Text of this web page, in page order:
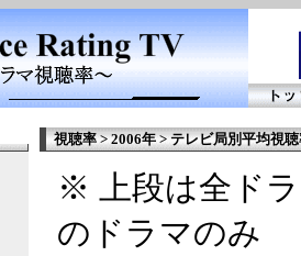
視聴率 > 2006年 > テレビ局別平均視
※ 上段は全ド
のドラマのみ